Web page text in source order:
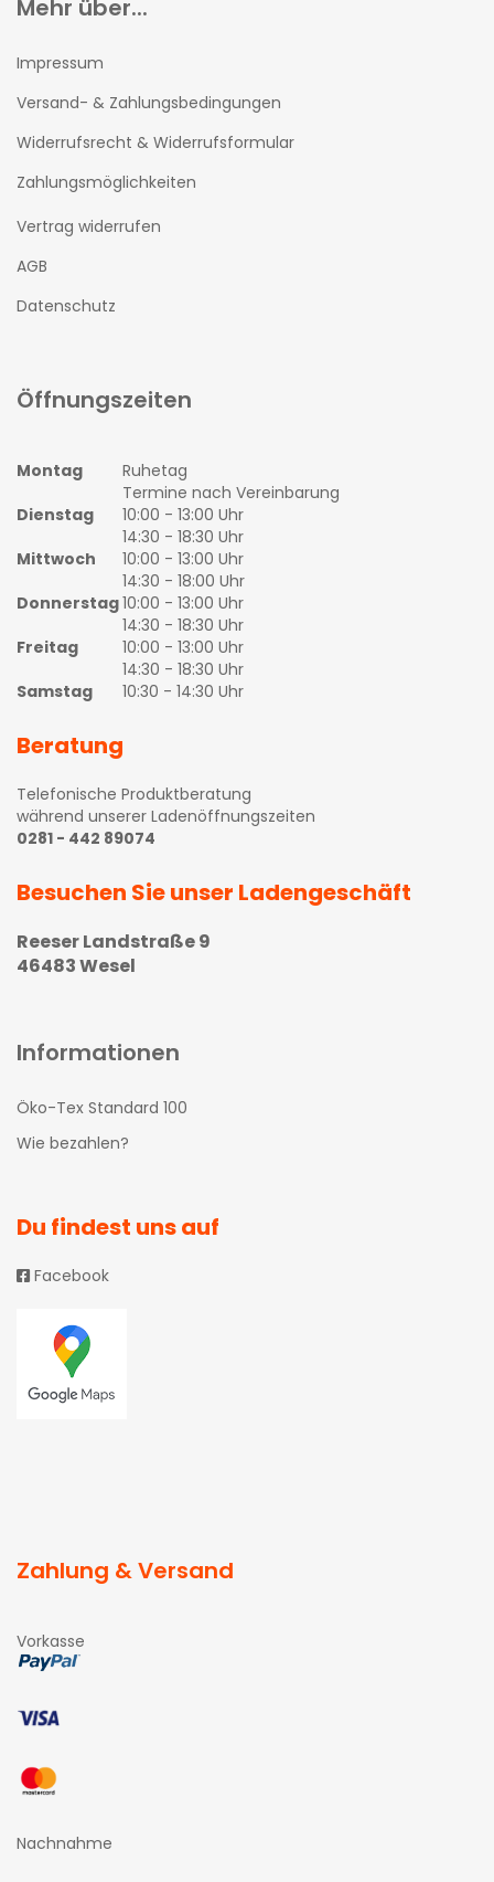
Mehr über...
Impressum
Versand- & Zahlungsbedingungen
Widerrufsrecht & Widerrufsformular
Zahlungsmöglichkeiten
Vertrag widerrufen
AGB
Datenschutz
Öffnungszeiten
Montag
Ruhetag
Termine nach Vereinbarung
Dienstag
10:00 - 13:00 Uhr
14:30 - 18:30 Uhr
Mittwoch
10:00 - 13:00 Uhr
14:30 - 18:00 Uhr
Donnerstag10:00 - 13:00 Uhr
14:30 - 18:30 Uhr
Freitag
10:00 - 13:00 Uhr
14:30 - 18:30 Uhr
Samstag
10:30 - 14:30 Uhr
Beratung
Telefonische Produktberatung
während unserer Ladenöffnungszeiten
0281 - 442 89074
Besuchen Sie unser Ladengeschäft
Reeser Landstraße 9
46483 Wesel
Informationen
Öko-Tex Standard 100
Wie bezahlen?
Du findest uns auf
Facebook
Zahlung & Versand
Vorkasse
Nachnahme